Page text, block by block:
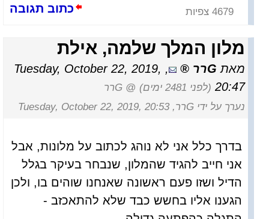
כתוב תגובה 4679 צפיות
מלון המלך שלמה, אילת
מאת Gרר ,
Tuesday, October 22, 2019,
20:47 (לפני 2481 ימים) @ Gרר
נערך על ידי Gרר, Tuesday, October 22, 2019, 20:53
בדרך כלל אני לא נוהג לכתוב על מלונות, אבל
אני חייב להגיד שהמלון, שנבחר בעיקר בגלל
הדיל ושזו פעם ראשונה שאנחנו שוהים בו, ולכן
הגענו אליו בחשש כבד שלא להתאכזב -